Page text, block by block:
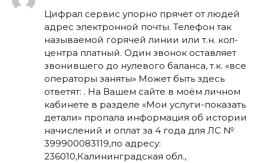
Цифрал сервис упорно прячет от людей
адрес электронной почты. Телефон так
называемой горячей линии или т.н. кол-
центра платный. Один звонок оставляет
звонившего до нулевого баланса, т.к. «все
операторы заняты» Может быть здесь
ответят: . На Вашем сайте в моём личном
кабинете в разделе «Мои услуги-показать
детали» пропала информация об истории
начислений и оплат за 4 года для ЛС №
399900083119,по адресу:
236010,Калининградская обл.,